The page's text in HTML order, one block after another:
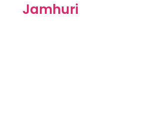
Jamhuri